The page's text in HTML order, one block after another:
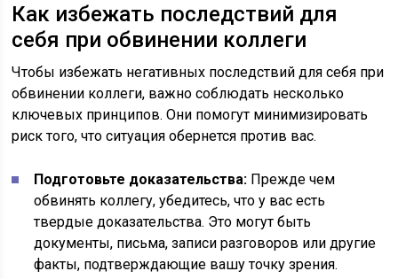
Как избежать последствий для
себя при обвинении коллеги
Чтобы избежать негативных последствий для себя при
обвинении коллеги, важно соблюдать несколько
ключевых принципов. Они помогут минимизировать
риск того, что ситуация обернется против вас.
Подготовьте доказательства: Прежде чем
обвинять коллегу, убедитесь, что у вас есть
твердые доказательства. Это могут быть
документы, письма, записи разговоров или другие
факты, подтверждающие вашу точку зрения.